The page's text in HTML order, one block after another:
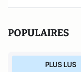
POPULAIRES
PLUS LUS